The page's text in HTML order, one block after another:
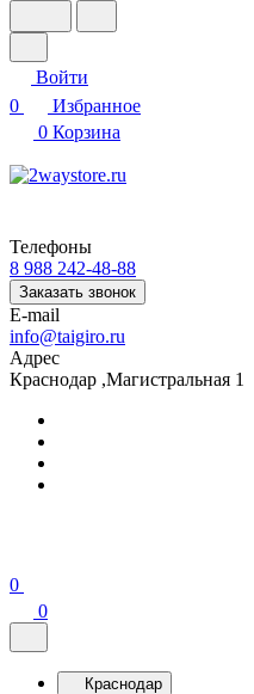
Войти
0
Избранное
0 Корзина
Телефоны
8 988 242-48-88
Заказать звонок
E-mail
info@taigiro.ru
Адрес
Краснодар ,Магистральная 1
0
0
Краснодар